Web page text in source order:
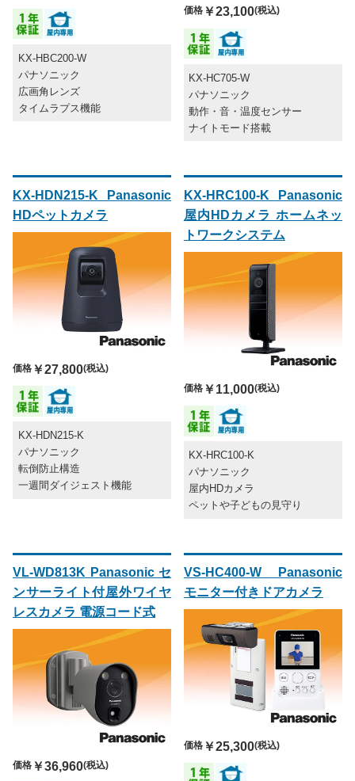
KX-HBC200-W
パナソニック
広画角レンズ
タイムラプス機能
価格￥23,100(税込)
KX-HC705-W
パナソニック
動作・音・温度センサー
ナイトモード搭載
KX-HDN215-K Panasonic
HDペットカメラ
価格 ￥27,800(税込)
KX-HDN215-K
パナソニック
転倒防止構造
一週間ダイジェスト機能
KX-HRC100-K Panasonic
屋内HDカメラ ホームネッ
トワークシステム
価格￥11,000(税込)
KX-HRC100-K
パナソニック
屋内HDカメラ
ペットや子どもの見守り
VL-WD813K Panasonic セ
ンサーライト付屋外ワイヤ
レスカメラ 電源コード式
価格 ￥36,960(税込)
VS-HC400-W Panasonic
モニター付きドアカメラ
価格￥25,300(税込)